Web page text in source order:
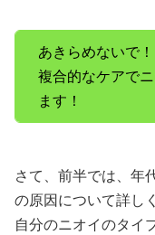
あきらめないで！
複合的なケアで
ます！
さて、前半では、年
の原因について詳し
自分のニオイのタイ